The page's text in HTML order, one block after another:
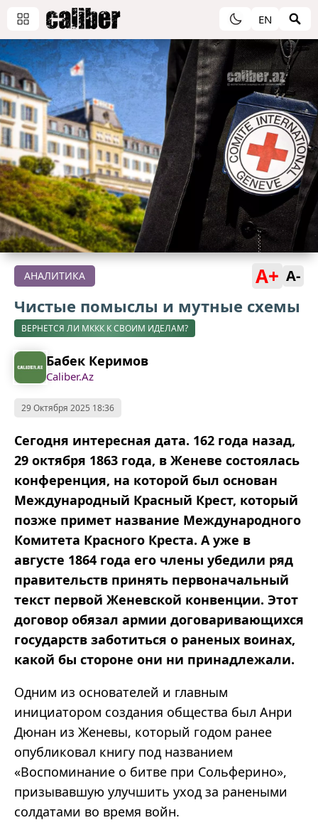
EN
АНАЛИТИКА A+ A-
Чистые помыслы и мутные схемы
ВЕРНЕТСЯ ЛИ МККК К СВОИМ ИДЕЛАМ?
Бабек Керимов
Caliber.Az
29 Октября 2025 18:36
Сегодня интересная дата. 162 года назад,
29 октября 1863 года, в Женеве состоялась
конференция, на которой был основан
Международный Красный Крест, который
позже примет название Международного
Комитета Красного Креста. А уже в
августе 1864 года его члены убедили ряд
правительств принять первоначальный
текст первой Женевской конвенции. Этот
договор обязал армии договаривающихся
государств заботиться о раненых воинах,
какой бы стороне они ни принадлежали.
Одним из основателей и главным
инициатором создания общества был Анри
Дюнан из Женевы, который годом ранее
опубликовал книгу под названием
«Воспоминание о битве при Сольферино»,
призывавшую улучшить уход за ранеными
солдатами во время войн.